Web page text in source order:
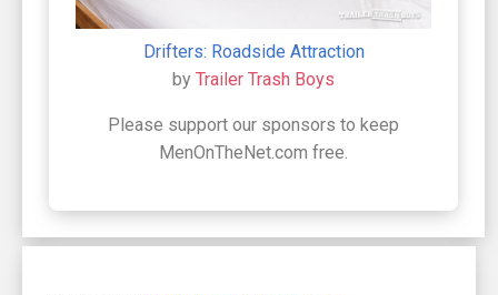
Drifters: Roadside Attraction
by Trailer Trash Boys
Please support our sponsors to keep
MenOnTheNet.com free.